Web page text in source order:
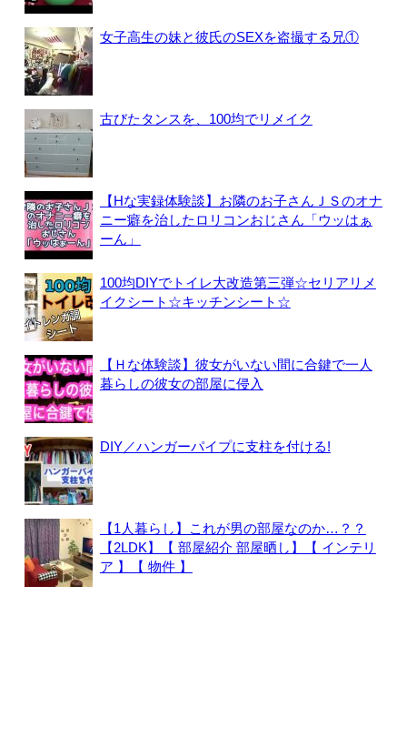
女子高生の妹と彼氏のSEXを盗撮する兄①
古びたタンスを、100均でリメイク
【Hな実録体験談】お隣のお子さんＪＳのオナ
ニー癖を治したロリコンおじさん「ウッはぁ
ーん」
100均DIYでトイレ大改造第三弾☆セリアリメ
イクシート☆キッチンシート☆
【Ｈな体験談】彼女がいない間に合鍵で一人
暮らしの彼女の部屋に侵入
DIY／ハンガーパイプに支柱を付ける!
【1人暮らし】これが男の部屋なのか…？？
【2LDK】【 部屋紹介 部屋晒し】【 インテリ
ア 】【 物件 】